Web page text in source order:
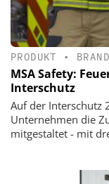
PRODUKT •
MSA Safety:
Interschutz
Auf der Interschutz
Unternehmen die
mitgestaltet - mit